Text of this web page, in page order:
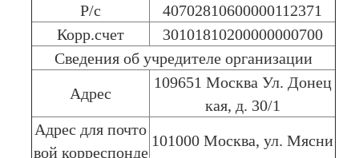
Р/с
40702810600000112371
Корр.счет
30101810200000000700
Сведения об учредителе организации
Адрес
109651 Москва Ул. Донец
кая, д. 30/1
Адрес для почто
вой корреспонде
101000 Москва, ул. Мясни